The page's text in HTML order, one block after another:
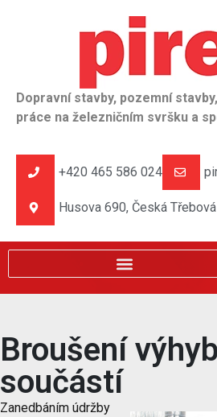
Dopravní stavby, pozemní stavby,
práce na železničním svršku a
+420 465 586 024
Husova 690, Česká Třebová
Broušení
součástí
Zanedbáním údržby